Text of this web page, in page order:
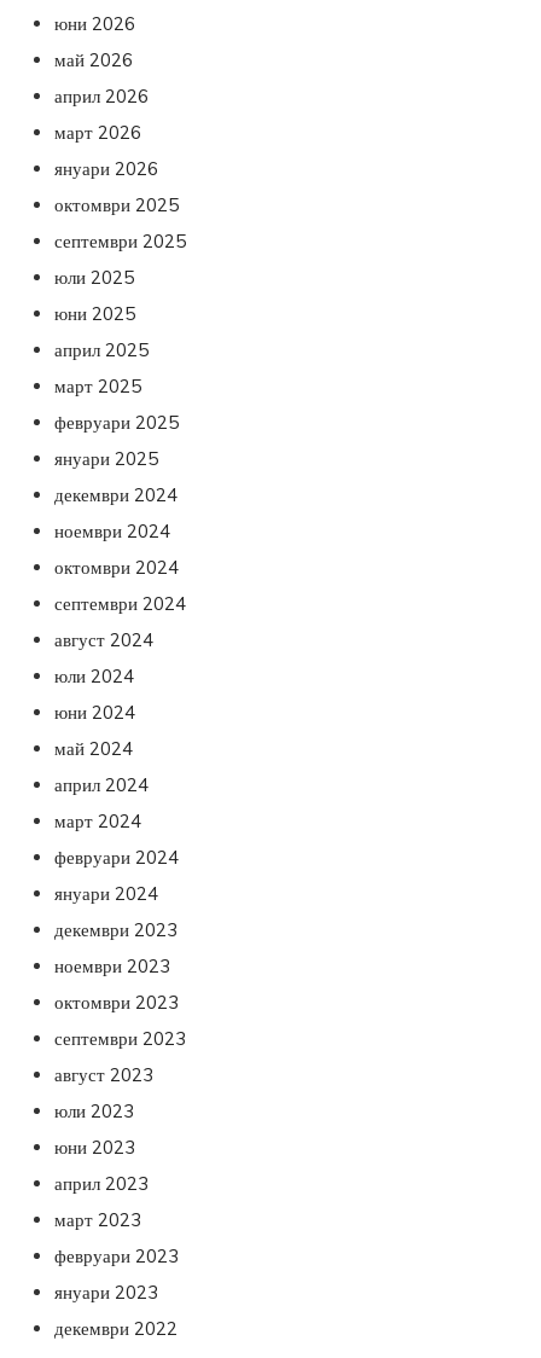
юни 2026
май 2026
април 2026
март 2026
януари 2026
октомври 2025
септември 2025
юли 2025
юни 2025
април 2025
март 2025
февруари 2025
януари 2025
декември 2024
ноември 2024
октомври 2024
септември 2024
август 2024
юли 2024
юни 2024
май 2024
април 2024
март 2024
февруари 2024
януари 2024
декември 2023
ноември 2023
октомври 2023
септември 2023
август 2023
юли 2023
юни 2023
април 2023
март 2023
февруари 2023
януари 2023
декември 2022